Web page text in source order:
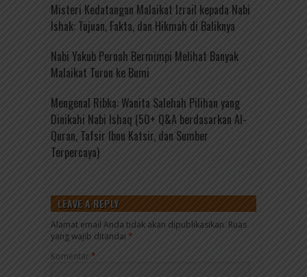
Misteri Kedatangan Malaikat Izrail kepada Nabi
Ishak: Tujuan, Fakta, dan Hikmah di Baliknya
Nabi Yakub Pernah Bermimpi Melihat Banyak
Malaikat Turun ke Bumi
Mengenal Ribka: Wanita Salehah Pilihan yang
Dinikahi Nabi Ishaq (50+ Q&A berdasarkan Al-
Quran, Tafsir Ibnu Katsir, dan Sumber
Terpercaya)
LEAVE A REPLY
Alamat email Anda tidak akan dipublikasikan. Ruas
yang wajib ditandai *
Komentar *